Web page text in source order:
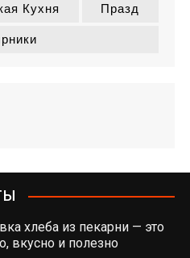
Кухня Празд
хлеба из пекарни — это
вкусно и полезно